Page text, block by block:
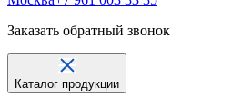
Заказать обратный звонок
Каталог продукции